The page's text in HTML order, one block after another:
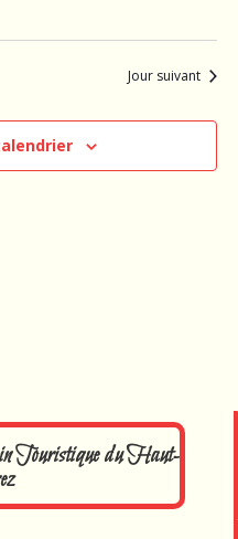
Jour suivant
Touristique du Haut-